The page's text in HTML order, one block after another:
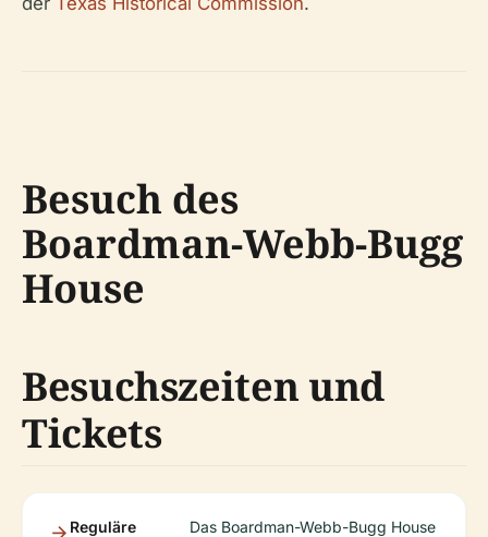
Besuch des
Boardman-Webb-Bugg
House
Besuchszeiten und
Tickets
Reguläre
Das Boardman-Webb-Bugg House